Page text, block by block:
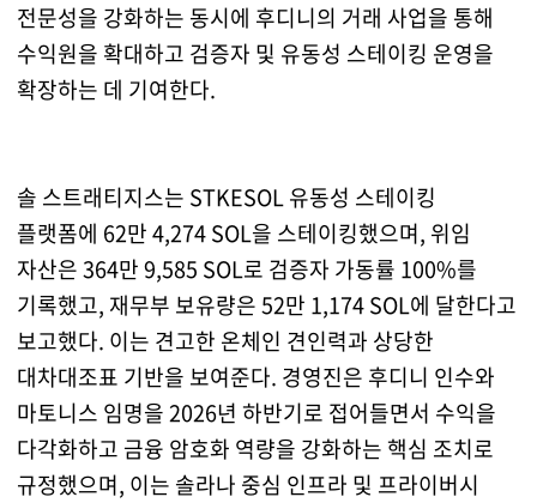
전문성을 강화하는 동시에 후디니의 거래 사업을 통해
수익원을 확대하고 검증자 및 유동성 스테이킹 운영을
확장하는 데 기여한다.
솔 스트래티지스는 STKESOL 유동성 스테이킹
플랫폼에 62만 4,274 SOL을 스테이킹했으며, 위임
자산은 364만 9,585 SOL로 검증자 가동률 100%를
기록했고, 재무부 보유량은 52만 1,174 SOL에 달한다고
보고했다. 이는 견고한 온체인 견인력과 상당한
대차대조표 기반을 보여준다. 경영진은 후디니 인수와
마토니스 임명을 2026년 하반기로 접어들면서 수익을
다각화하고 금융 암호화 역량을 강화하는 핵심 조치로
규정했으며, 이는 솔라나 중심 인프라 및 프라이버시